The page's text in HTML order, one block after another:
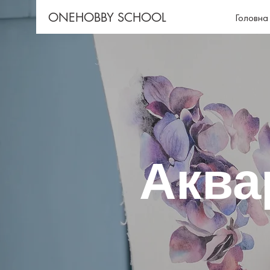
ONEHOBBY SCHOOL Головна